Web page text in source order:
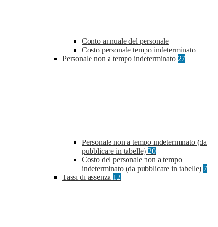
Conto annuale del personale
Costo personale tempo indeterminato
Personale non a tempo indeterminato 27
Personale non a tempo indeterminato (da
pubblicare in tabelle) 20
Costo del personale non a tempo
indeterminato (da pubblicare in tabelle) 7
Tassi di assenza 12